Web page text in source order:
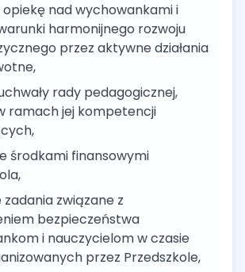
nad wychowankami i
harmonijnego rozwoju
przez aktywne działania
rady pedagogicznej,
ramach jej kompetencji
środkami finansowymi
związane z
bezpieczeństwa
i nauczycielom w czasie
przez Przedszkole,